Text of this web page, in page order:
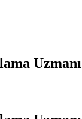
Uzmanı